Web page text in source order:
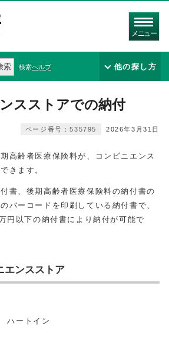
メニュー
索 検索ヘルプ 他の探し方
スストアでの納付
2026年3月31日
ページ番号：535795
高齢者医療保険料が、コンビニエンス
きます。
書、後期高齢者医療保険料の納付書の
バーコードを印刷している納付書で、
円以下の納付書により納付が可能で
エンスストア
ハートイン